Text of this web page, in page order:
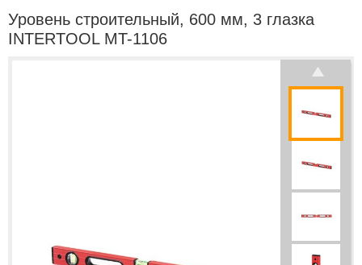
Уровень строительный, 600 мм, 3 глазка
INTERTOOL MT-1106